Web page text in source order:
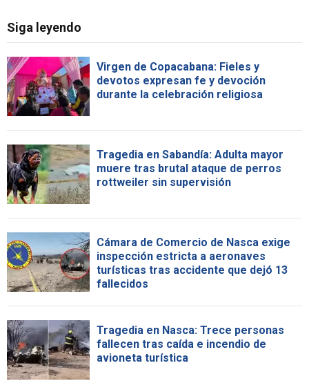
Siga leyendo
Virgen de Copacabana: Fieles y
devotos expresan fe y devoción
durante la celebración religiosa
Tragedia en Sabandía: Adulta mayor
muere tras brutal ataque de perros
rottweiler sin supervisión
Cámara de Comercio de Nasca exige
inspección estricta a aeronaves
turísticas tras accidente que dejó 13
fallecidos
Tragedia en Nasca: Trece personas
fallecen tras caída e incendio de
avioneta turística